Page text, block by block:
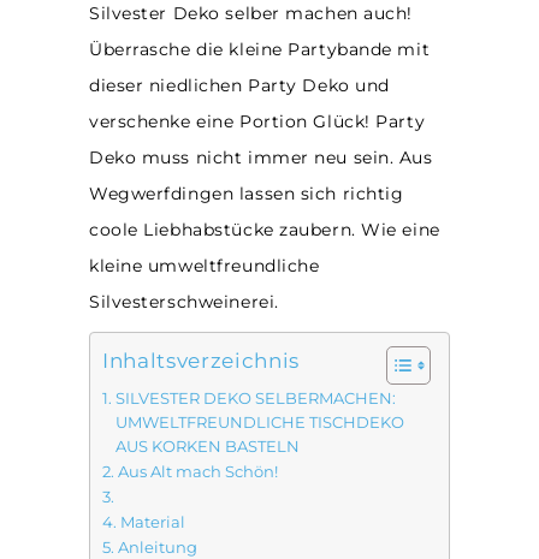
Silvester Deko selber machen auch!
Überrasche die kleine Partybande mit
dieser niedlichen Party Deko und
verschenke eine Portion Glück! Party
Deko muss nicht immer neu sein. Aus
Wegwerfdingen lassen sich richtig
coole Liebhabstücke zaubern. Wie eine
kleine umweltfreundliche
Silvesterschweinerei.
Inhaltsverzeichnis
SILVESTER DEKO SELBERMACHEN:
UMWELTFREUNDLICHE TISCHDEKO
AUS KORKEN BASTELN
Aus Alt mach Schön!
Material
Anleitung